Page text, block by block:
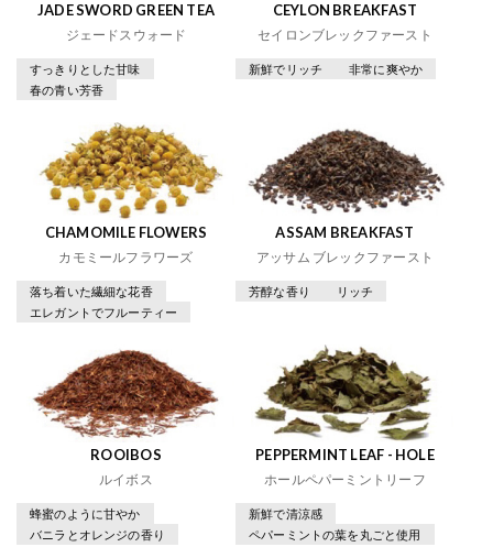
JADE SWORD GREEN TEA
ジェードスウォード
すっきりとした甘味
春の青い芳香
CEYLON BREAKFAST
セイロンブレックファースト
新鮮でリッチ 非常に爽やか
CHAMOMILE FLOWERS
カモミールフラワーズ
落ち着いた繊細な花香
エレガントでフルーティー
ASSAM BREAKFAST
アッサム ブレックファースト
芳醇な香り リッチ
ROOIBOS
ルイボス
蜂蜜のように甘やか
バニラとオレンジの香り
PEPPERMINT LEAF - HOLE
ホールペパーミントリーフ
新鮮で清涼感
ペパーミントの葉を丸ごと使用